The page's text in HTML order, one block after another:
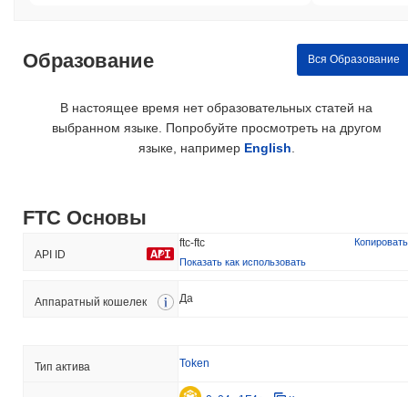
Образование Вся Образование
В настоящее время нет образовательных статей на
выбранном языке. Попробуйте просмотреть на другом
языке, например English
FTC Основы
API ID
ftc-ftc
Копировать
Показать как использовать
Аппаратный кошелек Да
Тип актива Token